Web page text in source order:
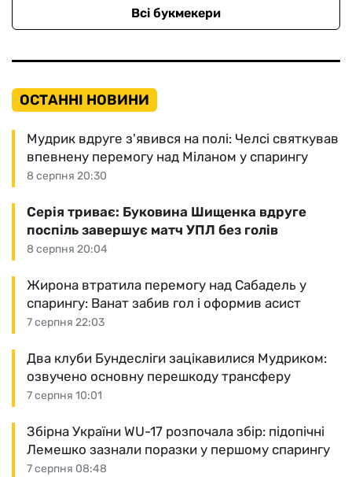
Всі букмекери
ОСТАННІ НОВИНИ
8 серпня 20:30
Мудрик вдруге з'явився на полі: Челсі святкував
впевнену перемогу над Міланом у спарингу
8 серпня 20:04
Серія триває: Буковина Шищенка вдруге
поспіль завершує матч УПЛ без голів
7 серпня 22:03
Жирона втратила перемогу над Сабадель у
спарингу: Ванат забив гол і оформив асист
7 серпня 10:01
Два клуби Бундесліги зацікавилися Мудриком:
озвучено основну перешкоду трансферу
7 серпня 08:48
Збірна України WU-17 розпочала збір: підопічні
Лемешко зазнали поразки у першому спарингу